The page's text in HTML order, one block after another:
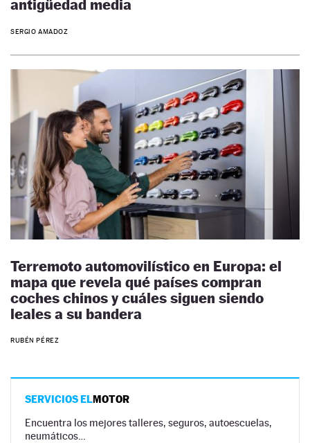
antigüedad media
SERGIO AMADOZ
Terremoto automovilístico en Europa: el
mapa que revela qué países compran
coches chinos y cuáles siguen siendo
leales a su bandera
RUBÉN PÉREZ
SERVICIOS ELMOTOR
Encuentra los mejores talleres, seguros, autoescuelas,
neumáticos…